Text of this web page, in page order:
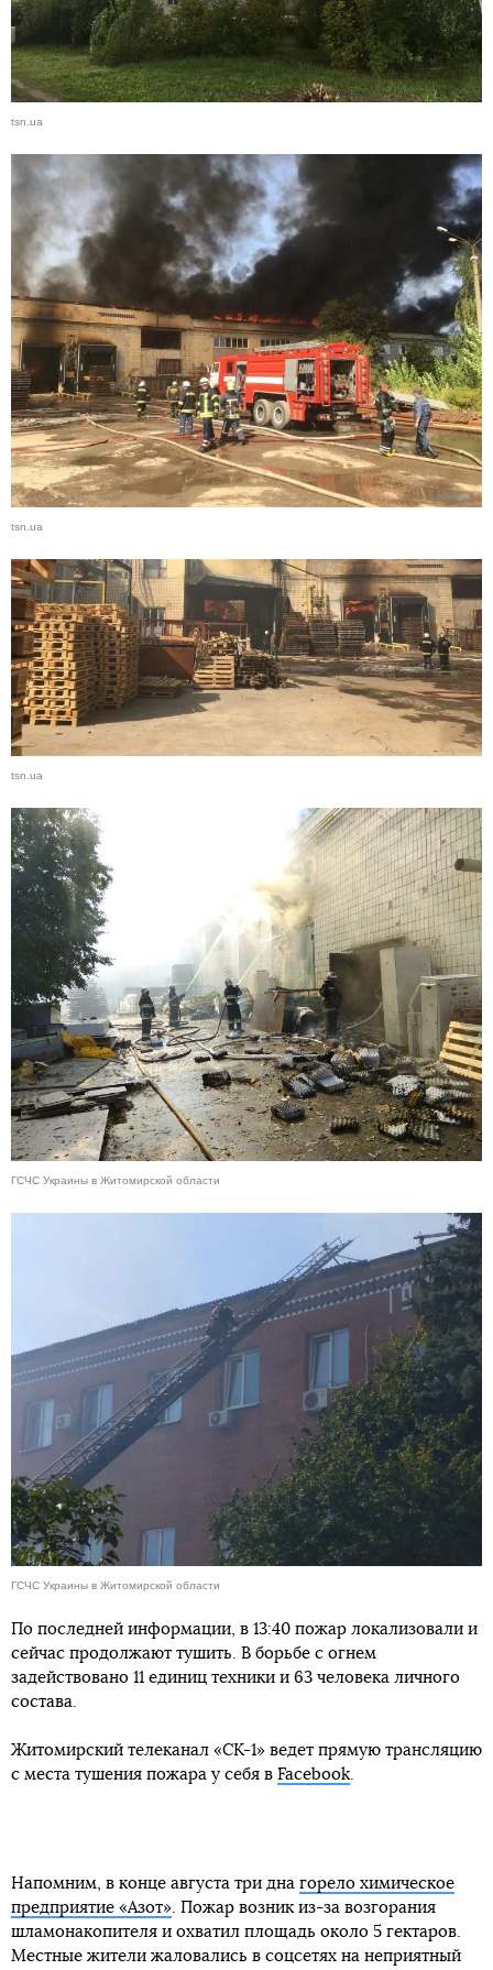
tsn.ua
tsn.ua
tsn.ua
ГСЧС Украины в Житомирской области
ГСЧС Украины в Житомирской области
По последней информации, в 13:40 пожар локализовали и
сейчас продолжают тушить. В борьбе с огнем
задействовано 11 единиц техники и 63 человека личного
состава.
Житомирский телеканал «СК-1» ведет прямую трансляцию
с места тушения пожара у себя в Facebook
Напомним, в конце августа три дна горело химическое
предприятие «Азот» . Пожар возник из-за возгорания
шламонакопителя и охватил площадь около 5 гектаров.
Местные жители жаловались в соцсетях на неприятный